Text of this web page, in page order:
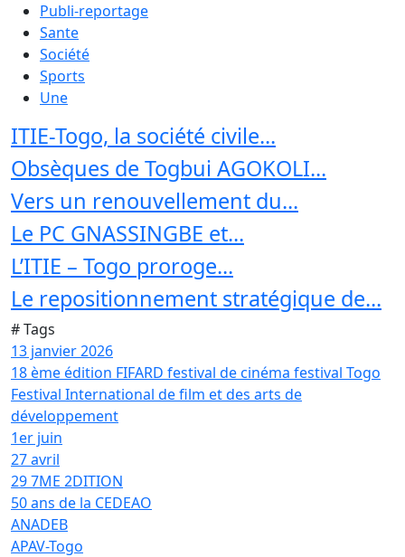
Publi-reportage
Sante
Société
Sports
Une
ITIE-Togo, la société civile...
Obsèques de Togbui AGOKOLI...
Vers un renouvellement du...
Le PC GNASSINGBE et...
L’ITIE – Togo proroge...
Le repositionnement stratégique de...
# Tags
13 janvier 2026
18 ème édition FIFARD festival de cinéma festival Togo
Festival International de film et des arts de
développement
1er juin
27 avril
29 7ME 2DITION
50 ans de la CEDEAO
ANADEB
APAV-Togo